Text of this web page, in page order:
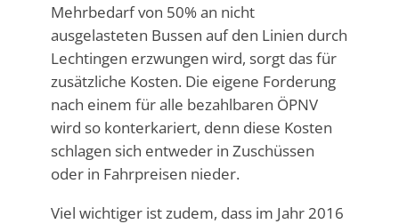
Mehrbedarf von 50% an nicht
ausgelasteten Bussen auf den Linien durch
Lechtingen erzwungen wird, sorgt das für
zusätzliche Kosten. Die eigene Forderung
nach einem für alle bezahlbaren ÖPNV
wird so konterkariert, denn diese Kosten
schlagen sich entweder in Zuschüssen
oder in Fahrpreisen nieder.
Viel wichtiger ist zudem, dass im Jahr 2016